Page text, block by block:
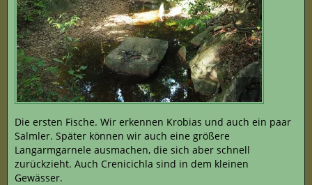
Die ersten Fische. Wir erkennen Krobias und auch ein paar
Salmler. Später können wir auch eine größere
Langarmgarnele ausmachen, die sich aber schnell
zurückzieht. Auch Crenicichla sind in dem kleinen
Gewässer.